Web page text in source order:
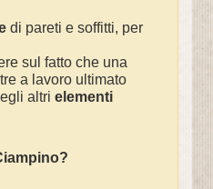
di pareti e soffitti, per
sul fatto che una
a lavoro ultimato
altri elementi
?